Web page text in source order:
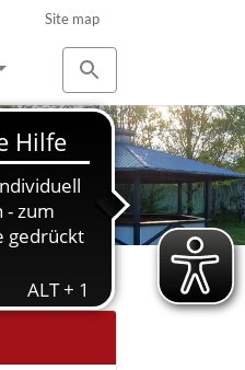
Site map